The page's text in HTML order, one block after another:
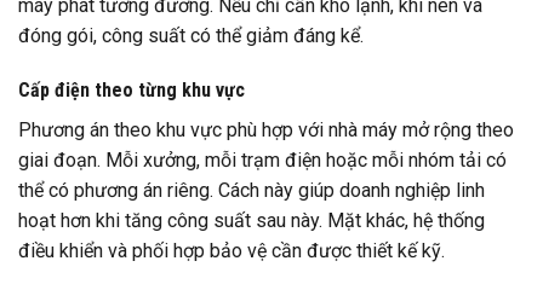
máy phát tương đương. Nếu chỉ cần kho lạnh, khí nén và
đóng gói, công suất có thể giảm đáng kể.
Cấp điện theo từng khu vực
Phương án theo khu vực phù hợp với nhà máy mở rộng theo
giai đoạn. Mỗi xưởng, mỗi trạm điện hoặc mỗi nhóm tải có
thể có phương án riêng. Cách này giúp doanh nghiệp linh
hoạt hơn khi tăng công suất sau này. Mặt khác, hệ thống
điều khiển và phối hợp bảo vệ cần được thiết kế kỹ.